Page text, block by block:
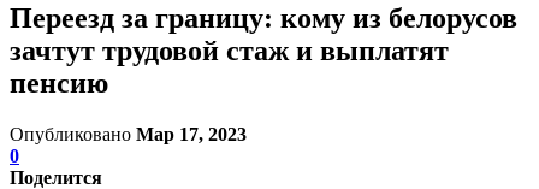
Переезд за границу: кому из белорусов
зачтут трудовой стаж и выплатят
пенсию
Опубликовано Мар 17, 2023
0
Поделится